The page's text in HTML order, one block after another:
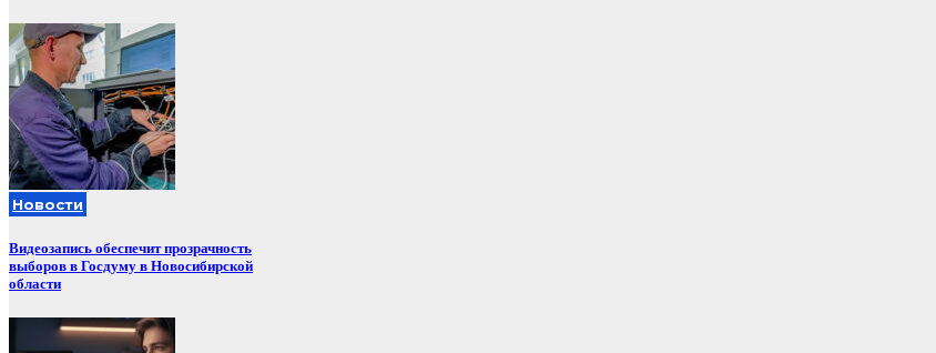
Новости
Видеозапись обеспечит прозрачность
выборов в Госдуму в Новосибирской
области